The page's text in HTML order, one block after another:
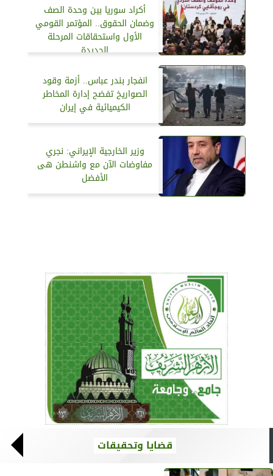
أكراد سوريا بين وحدة الصف
وضمان الحقوق.. المؤتمر القومي
الأول واستحقاقات المرحلة
الجديدة
انفجار بندر عباس.. أزمة وقود
الصواريخ تفضح إدارة المخاطر
الكيميائية في إيران
وزير الخارجية الإيراني: نجري
مفاوضات الآن مع واشنطن هى
الأفضل
قضايا وتحقيقات